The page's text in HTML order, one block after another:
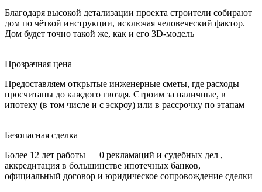
Благодаря высокой детализации проекта строители собирают
дом по чёткой инструкции, исключая человеческий фактор.
Дом будет точно такой же, как и его 3D-модель
Прозрачная цена
Предоставляем открытые инженерные сметы, где расходы
просчитаны до каждого гвоздя. Строим за наличные, в
ипотеку (в том числе и с эскроу) или в рассрочку по этапам
Безопасная сделка
Более 12 лет работы — 0 рекламаций и судебных дел ,
аккредитация в большинстве ипотечных банков,
официальный договор и юридическое сопровождение сделки